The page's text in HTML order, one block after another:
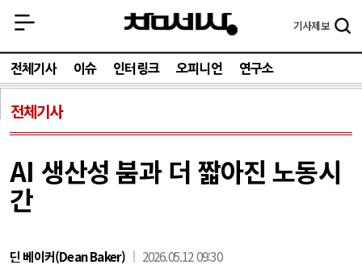
기사제보
전체기사 이슈 인터링크 오피니언 연구소
전체기사
AI 생산성 붐과 더 짧아진 노동시
간
딘 베이커(Dean Baker) 2026.05.12 09:30